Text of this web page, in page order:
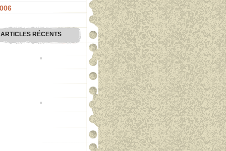
ARTICLES RÉCENTS